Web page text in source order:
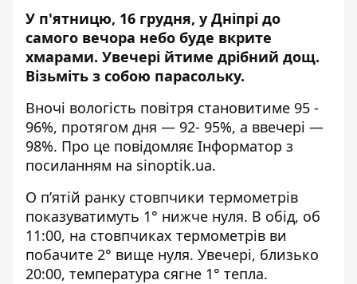
У п'ятницю, 16 грудня, у Дніпрі до
самого вечора небо буде вкрите
хмарами. Увечері йтиме дрібний дощ.
Візьміть з собою парасольку.
Вночі вологість повітря становитиме 95 -
96%, протягом дня — 92- 95%, а ввечері —
98%. Про це повідомляє Інформатор з
посиланням на sinoptik.ua.
О п’ятій ранку стовпчики термометрів
показуватимуть 1° нижче нуля. В обід, об
11:00, на стовпчиках термометрів ви
побачите 2° вище нуля. Увечері, близько
20:00, температура сягне 1° тепла.